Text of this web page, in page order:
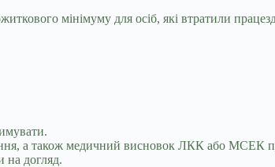
мінімуму для осіб, які втратили
а також медичний висновок ЛКК або МСЕК
на догляд.